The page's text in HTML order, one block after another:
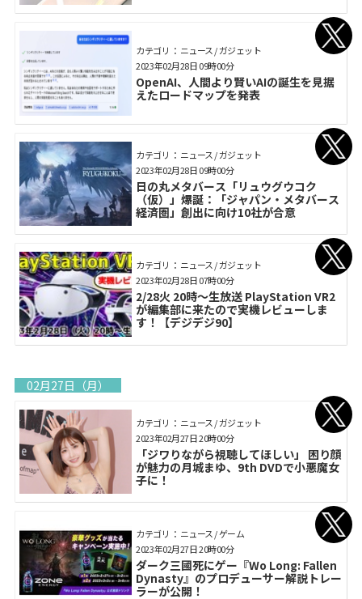
カテゴリ： ニュース / ガジェット
OpenAI、人間より賢いAIの誕生を見据
えたロードマップを発表
2023年02月28日 09時00分
カテゴリ： ニュース / ガジェット
日の丸メタバース「リュウグウコク
（仮）」爆誕：「ジャパン・メタバース
経済圏」創出に向け10社が合意
2023年02月28日 09時00分
カテゴリ： ニュース / ガジェット
2/28火 20時～生放送 PlayStation VR2
が編集部に来たので実機レビューしま
す！【デジデジ90】
2023年02月28日 07時00分
02月27日（月）
カテゴリ： ニュース / ガジェット
「ジワりながら視聴してほしい」 困り顔
が魅力の月城まゆ、9th DVDで小悪魔女
子に！
2023年02月27日 20時00分
カテゴリ： ニュース / ゲーム
ダーク三國死にゲー『Wo Long: Fallen
Dynasty』のプロデューサー解説トレー
ラーが公開！
2023年02月27日 20時00分